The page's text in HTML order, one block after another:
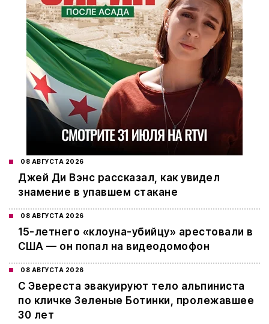
08 АВГУСТА 2026
Джей Ди Вэнс рассказал, как увидел
знамение в упавшем стакане
08 АВГУСТА 2026
15-летнего «клоуна-убийцу» арестовали в
США — он попал на видеодомофон
08 АВГУСТА 2026
С Эвереста эвакуируют тело альпиниста
по кличке Зеленые Ботинки, пролежавшее
30 лет